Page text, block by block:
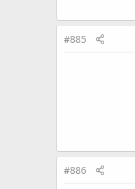
#885
#886